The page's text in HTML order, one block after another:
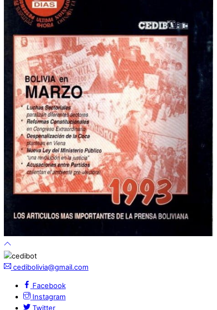
cedibolivia@gmail.com
Facebook
Instagram
Twitter